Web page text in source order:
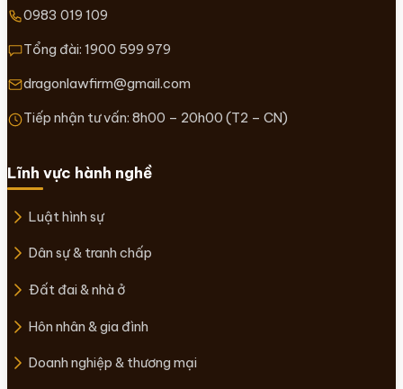
0983 019 109
Tổng đài: 1900 599 979
dragonlawfirm@gmail.com
Tiếp nhận tư vấn: 8h00 – 20h00 (T2 – CN)
Lĩnh vực hành nghề
Luật hình sự
Dân sự & tranh chấp
Đất đai & nhà ở
Hôn nhân & gia đình
Doanh nghiệp & thương mại